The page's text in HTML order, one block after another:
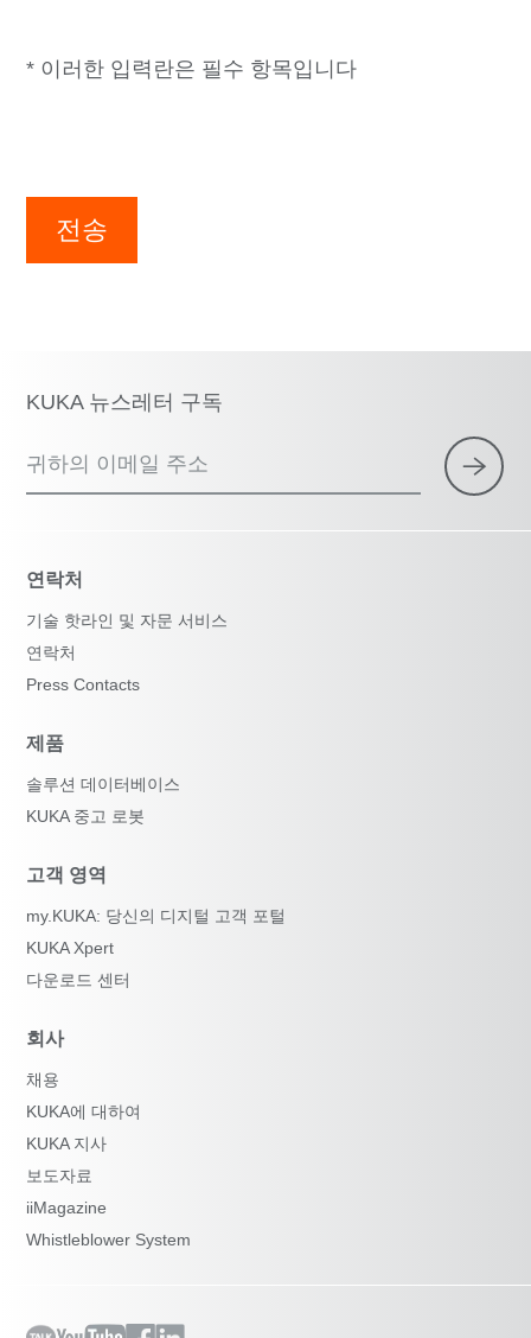
* 이러한 입력란은 필수 항목입니다
전송
KUKA 뉴스레터 구독
귀하의 이메일 주소
연락처
기술 핫라인 및 자문 서비스
연락처
Press Contacts
제품
솔루션 데이터베이스
KUKA 중고 로봇
고객 영역
my.KUKA: 당신의 디지털 고객 포털
KUKA Xpert
다운로드 센터
회사
채용
KUKA에 대하여
KUKA 지사
보도자료
iiMagazine
Whistleblower System